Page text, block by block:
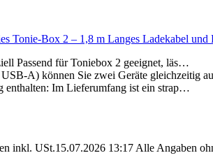
Tonie-Box 2 – 1,8 m Langes Ladekabel
Passend für Toniebox 2 geeignet, läs…
A) können Sie zwei Geräte gleichzeitig
enthalten: Im Lieferumfang ist ein strap…
inkl. USt.15.07.2026 13:17 Alle Angaben